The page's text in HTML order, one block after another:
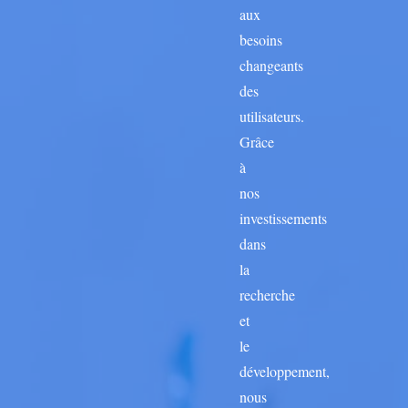
aux
besoins
changeants
des
utilisateurs.
Grâce
à
nos
investissements
dans
la
recherche
et
le
développement,
nous